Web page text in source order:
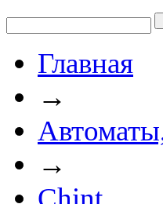
Главная
→
→